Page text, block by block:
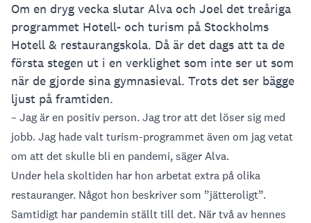
Om en dryg vecka slutar Alva och Joel det treåriga
programmet Hotell- och turism på Stockholms
Hotell & restaurangskola. Då är det dags att ta de
första stegen ut i en verklighet som inte ser ut som
när de gjorde sina gymnasieval. Trots det ser bägge
ljust på framtiden.
– Jag är en positiv person. Jag tror att det löser sig med
jobb. Jag hade valt turism-programmet även om jag vetat
om att det skulle bli en pandemi, säger Alva.
Under hela skoltiden har hon arbetat extra på olika
restauranger. Något hon beskriver som ”jätteroligt”.
Samtidigt har pandemin ställt till det. När två av hennes